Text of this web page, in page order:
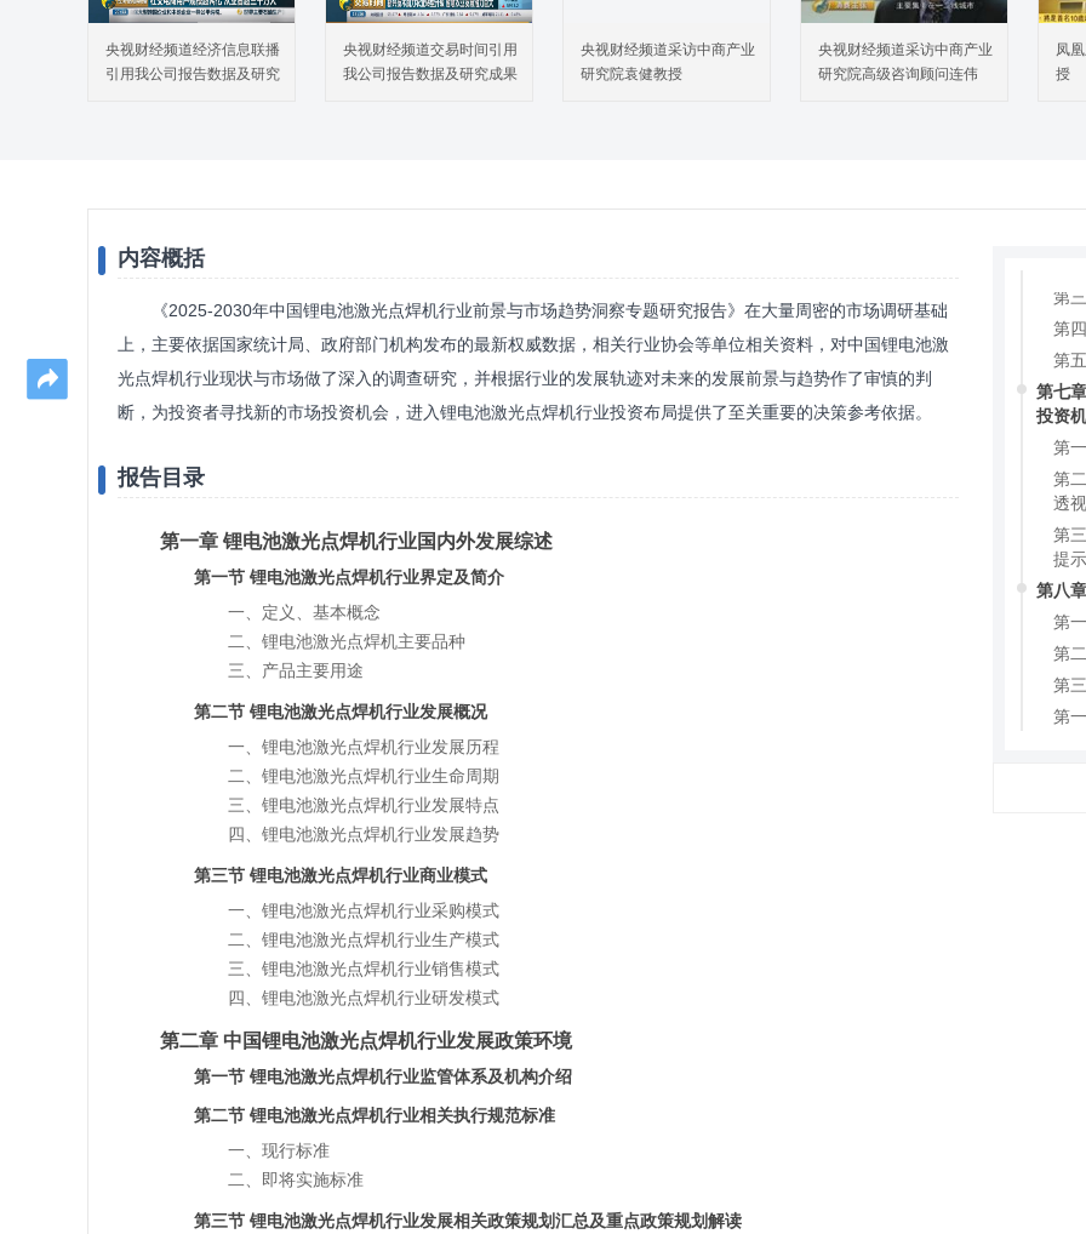
央视财经频道经济信息联播
引用我公司报告数据及研究
央视财经频道交易时间引用
我公司报告数据及研究成果
央视财经频道采访中商产业
研究院袁健教授
央视财经频道采访中商产业
研究院高级咨询顾问连伟
凤
授
内容概括
《2025-2030年中国锂电池激光点焊机行业前景与市场趋势洞察专题研究报告》在大量周密的市场调研基础
上，主要依据国家统计局、政府部门机构发布的最新权威数据，相关行业协会等单位相关资料，对中国锂电池激
光点焊机行业现状与市场做了深入的调查研究，并根据行业的发展轨迹对未来的发展前景与趋势作了审慎的判
断，为投资者寻找新的市场投资机会，进入锂电池激光点焊机行业投资布局提供了至关重要的决策参考依据。
报告目录
第一章 锂电池激光点焊机行业国内外发展综述
第一节 锂电池激光点焊机行业界定及简介
一、定义、基本概念
二、锂电池激光点焊机主要品种
三、产品主要用途
第二节 锂电池激光点焊机行业发展概况
一、锂电池激光点焊机行业发展历程
二、锂电池激光点焊机行业生命周期
三、锂电池激光点焊机行业发展特点
四、锂电池激光点焊机行业发展趋势
第三节 锂电池激光点焊机行业商业模式
一、锂电池激光点焊机行业采购模式
二、锂电池激光点焊机行业生产模式
三、锂电池激光点焊机行业销售模式
四、锂电池激光点焊机行业研发模式
第二章 中国锂电池激光点焊机行业发展政策环境
第一节 锂电池激光点焊机行业监管体系及机构介绍
第二节 锂电池激光点焊机行业相关执行规范标准
一、现行标准
二、即将实施标准
第三节 锂电池激光点焊机行业发展相关政策规划汇总及重点政策规划解读
第
第
第五
第六
第
第
第
第七
投资
第
第
透视
第
提示
第八
第
第
第
第
第